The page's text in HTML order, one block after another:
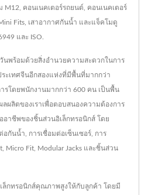
M12, คอนเนคเตอร์รถยนต์, คอนเนคเตอร์
Fits, เสาอากาศกันน้ำ และแจ็คโมดู
และ ISO.
นพร้อมด้วยสิ่งอำนวยความสะดวกในการ
ะเทศจีนอีกสองแห่งที่มีพื้นที่มากกว่า
รโดยพนักงานมากกว่า 600 คน เป็นพื้น
ผลิตของเราเพื่อตอบสนองความต้องการ
อาชีพของชิ้นส่วนอิเล็กทรอนิกส์ โดย
กันน้ำ, การเชื่อมต่อเซ็นเซอร์, การ
Micro Fit, Modular Jacks และชิ้นส่วน
ล็กทรอนิกส์คุณภาพสูงให้กับลูกค้า โดยมี